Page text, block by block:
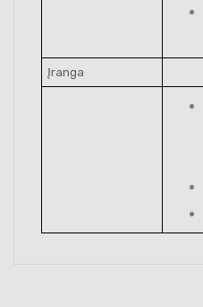
Įranga